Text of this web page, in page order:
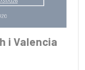
i Valencia